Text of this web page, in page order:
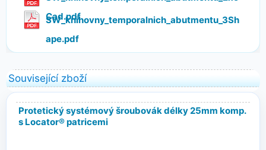
Cad.pdf
SW_knihovny_temporalnich_abutmentu_3Sh
ape.pdf
Související zboží
Protetický systémový šroubovák délky 25mm komp.
s Locator® patricemi